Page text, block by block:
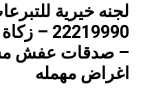
لجنه خيرية
– صدقات عفش
اغراض مهمله